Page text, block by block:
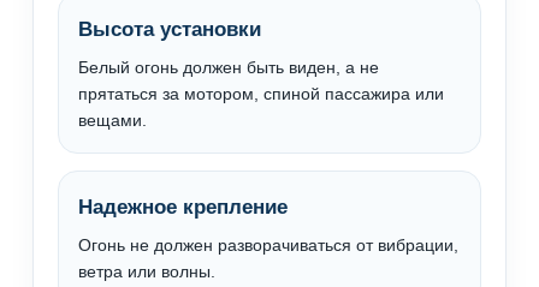
Высота установки
Белый огонь должен быть виден, а не
прятаться за мотором, спиной пассажира или
вещами.
Надежное крепление
Огонь не должен разворачиваться от вибрации,
ветра или волны.